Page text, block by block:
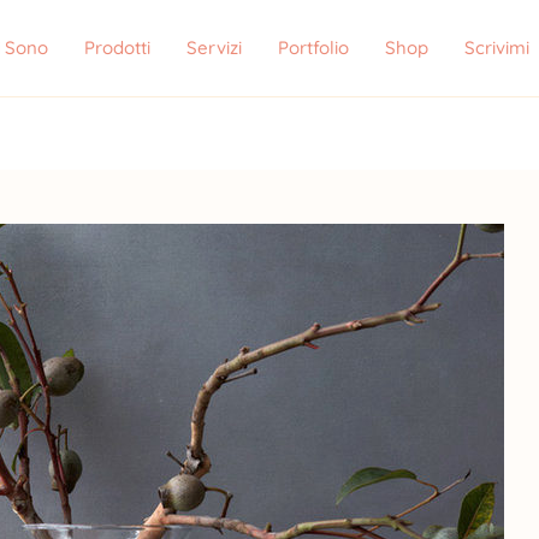
Sono Prodotti Servizi Portfolio Shop Scrivimi